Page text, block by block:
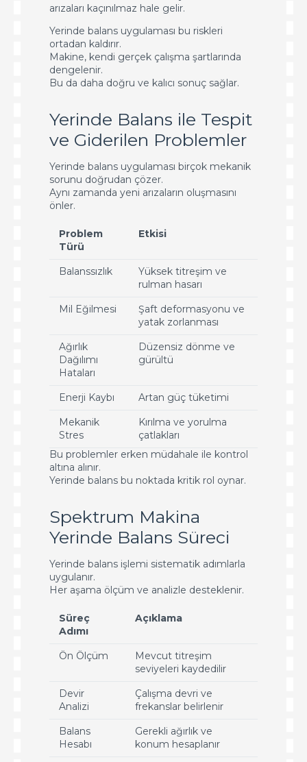
arızaları kaçınılmaz hale gelir.
Yerinde balans uygulaması bu riskleri
ortadan kaldırır.
Makine, kendi gerçek çalışma şartlarında
dengelenir.
Bu da daha doğru ve kalıcı sonuç sağlar.
Yerinde Balans ile Tespit
ve Giderilen Problemler
Yerinde balans uygulaması birçok mekanik
sorunu doğrudan çözer.
Aynı zamanda yeni arızaların oluşmasını
önler.
Problem
Türü
Etkisi
Balanssızlık
Yüksek titreşim ve
rulman hasarı
Mil Eğilmesi
Şaft deformasyonu ve
yatak zorlanması
Ağırlık
Dağılımı
Hataları
Düzensiz dönme ve
gürültü
Enerji Kaybı
Artan güç tüketimi
Mekanik
Stres
Kırılma ve yorulma
çatlakları
Bu problemler erken müdahale ile kontrol
altına alınır.
Yerinde balans bu noktada kritik rol oynar.
Spektrum Makina
Yerinde Balans Süreci
Yerinde balans işlemi sistematik adımlarla
uygulanır.
Her aşama ölçüm ve analizle desteklenir.
Süreç
Adımı
Açıklama
Ön Ölçüm
Mevcut titreşim
seviyeleri kaydedilir
Devir
Analizi
Çalışma devri ve
frekanslar belirlenir
Balans
Hesabı
Gerekli ağırlık ve
konum hesaplanır